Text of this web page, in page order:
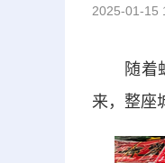
2025-01-15
随着蛇
来，整座